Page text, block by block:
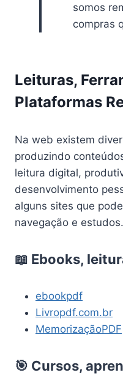
somos
compras
Leituras,
Plataformas
Na web existem
produzindo
leitura digital,
desenvolvimento
alguns sites que
navegação e estudos.
📖 Ebooks,
ebookpdf
Livropdf.com.br
MemorizaçãoPDF
🎯 Cursos,